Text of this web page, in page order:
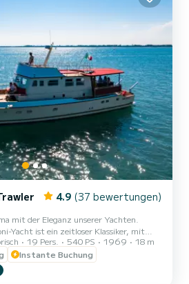
4.9 (37 bewertungen)
mit der Eleganz unserer Yachten.
Yacht ist ein zeitloser Klassiker, mit
Lagune besuchen können,
und Burano, aus einer absolut
Bord werden Sie von unserer
Matrose und Hostess bedient und
19 Pers. 540 PS 1969
18 m
Instante Buchung